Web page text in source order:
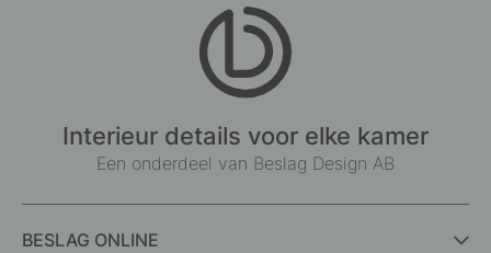
Interieur details voor elke kamer
Een onderdeel van Beslag Design AB
BESLAG ONLINE